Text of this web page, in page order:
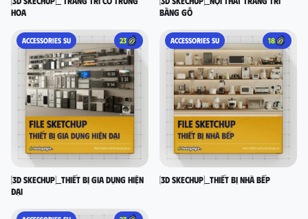
Hoa
bằng gỗ
ACCESSORIES SU 23
[3D SKECHUP]_Thiết bị gia dụng hiện
đại
ACCESSORIES SU 18
[3D SKECHUP]_Thiết bị nhà bếp